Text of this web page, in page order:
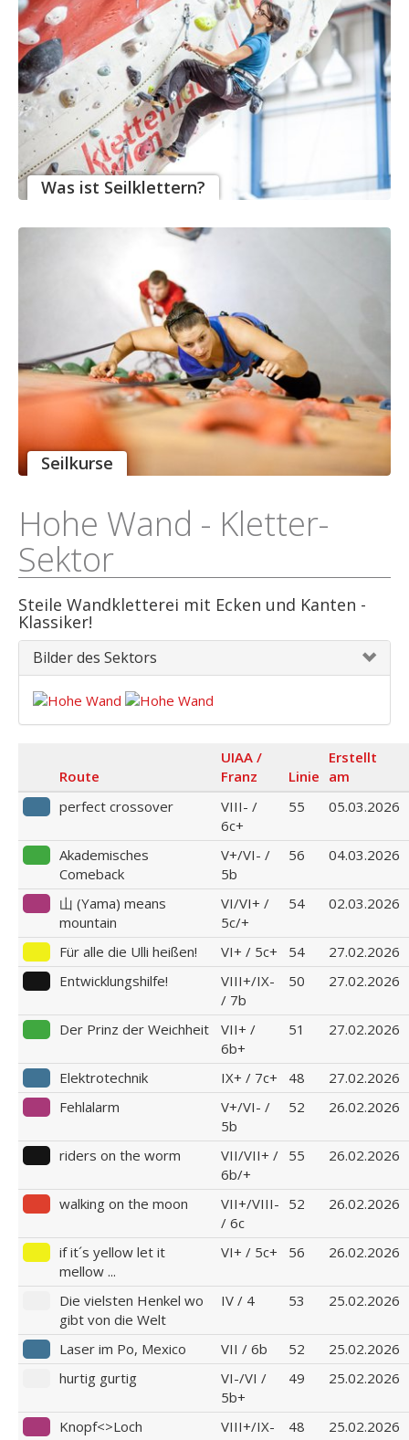
Was ist Seilklettern?
Seilkurse
Hohe Wand - Kletter-
Sektor
Steile Wandkletterei mit Ecken und Kanten -
Klassiker!
Bilder des Sektors
Route
UIAA /
Franz
Linie
Erstellt
am
perfect crossover
VIII- /
6c+
55 05.03.2026
Akademisches
Comeback
V+/VI- /
5b
56 04.03.2026
山 (Yama) means
mountain
VI/VI+ /
5c/+
54 02.03.2026
Für alle die Ulli heißen! VI+ / 5c+ 54
27.02.2026
Entwicklungshilfe!
VIII+/IX-
/ 7b
50 27.02.2026
Der Prinz der Weichheit
VII+ /
6b+
51 27.02.2026
Elektrotechnik IX+ / 7c+ 48
27.02.2026
Fehlalarm
V+/VI- /
5b
52 26.02.2026
riders on the worm
VII/VII+ /
6b/+
55 26.02.2026
walking on the moon
VII+/VIII-
/ 6c
52 26.02.2026
if it´s yellow let it
mellow ...
VI+ / 5c+ 56 26.02.2026
Die vielsten Henkel wo
gibt von die Welt
IV / 4 53 25.02.2026
Laser im Po, Mexico VII / 6b 52
25.02.2026
hurtig gurtig
VI-/VI /
5b+
49 25.02.2026
Knopf<>Loch
VIII+/IX-
48 25.02.2026